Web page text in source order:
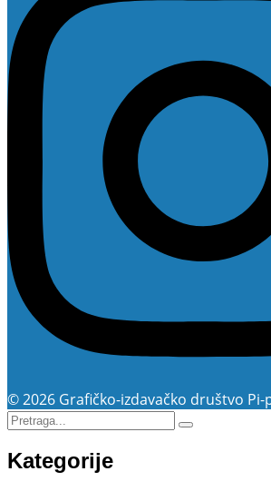
© 2026 Grafičko-izdavačko društvo Pi-
Kategorije